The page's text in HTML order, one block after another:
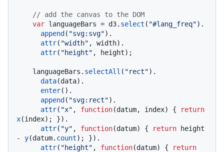
// add the canvas to the DOM
var languageBars = d3. select ( "#lang_freq").
append( "svg:svg").
attr( "width" , width).
attr( "height" , height);
    languageBars.
selectAll ( "rect").
data(data).
enter().
append( "svg:rect").
attr( "x" , function(datum, index) {
return
x(index); }).
attr( "y" , function(datum) { return height
- y(datum. count); }).
attr( "height" , function(datum) {
return